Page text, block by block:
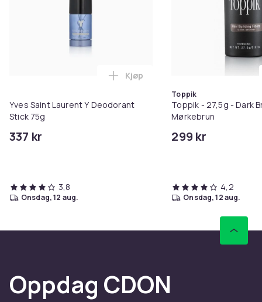
Yves Saint Laurent Y Deodorant
Stick 75g
337 kr
Legg Yves Saint Laurent Y
Kjøp
3,8
onsdag, 12 aug.
Toppik
Toppik - 27,5g - Dark
Mørkebrun
299 kr
4,2
onsdag, 12 aug.
Oppdag CDON